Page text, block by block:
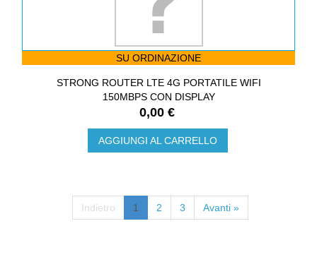
SU ORDINAZIONE
STRONG ROUTER LTE 4G PORTATILE WIFI
150MBPS CON DISPLAY
0,00 €
AGGIUNGI AL CARRELLO
Indietro 1 2 3 Avanti »